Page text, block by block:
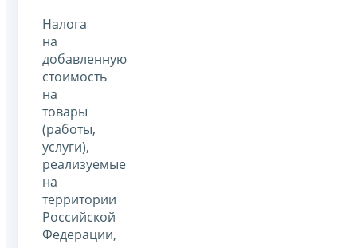
Налога
на
добавленную
стоимость
на
товары
(работы,
услуги),
реализуемые
на
территории
Российской
Федерации,